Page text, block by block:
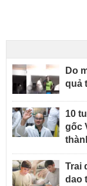
Do
quả
10
gốc
Trai
dao